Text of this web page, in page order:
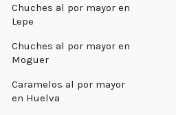
Chuches al por mayor en
Lepe
Chuches al por mayor en
Moguer
Caramelos al por mayor
en Huelva